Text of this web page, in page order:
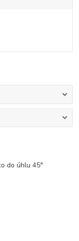
do úhlu 45°